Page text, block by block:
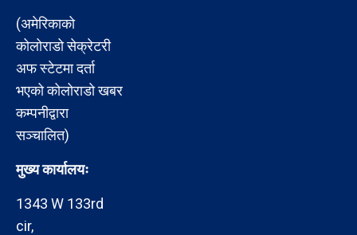
(अमेरिकाको
कोलोराडो सेक्रेटरी
अफ स्टेटमा दर्ता
भएको कोलोराडो खबर
कम्पनीद्वारा
सञ्चालित)
मुख्य कार्यालयः
1343 W 133rd
cir,